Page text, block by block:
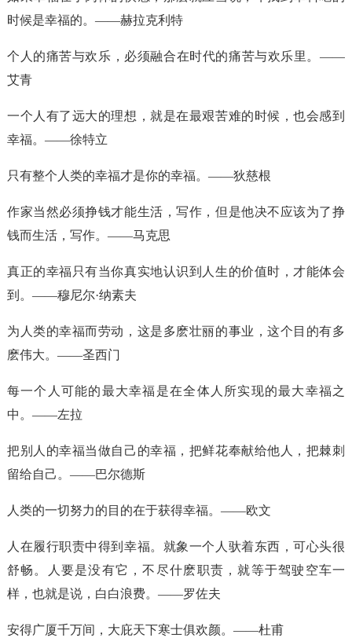
时候是幸福的。——赫拉克利特
个人的痛苦与欢乐，必须融合在时代的痛苦与欢乐里。——
艾青
一个人有了远大的理想，就是在最艰苦难的时候，也会感到
幸福。——徐特立
只有整个人类的幸福才是你的幸福。——狄慈根
作家当然必须挣钱才能生活，写作，但是他决不应该为了挣
钱而生活，写作。——马克思
真正的幸福只有当你真实地认识到人生的价值时，才能体会
到。——穆尼尔·纳素夫
为人类的幸福而劳动，这是多麽壮丽的事业，这个目的有多
麽伟大。——圣西门
每一个人可能的最大幸福是在全体人所实现的最大幸福之
中。——左拉
把别人的幸福当做自己的幸福，把鲜花奉献给他人，把棘刺
留给自己。——巴尔德斯
人类的一切努力的目的在于获得幸福。——欧文
人在履行职责中得到幸福。就象一个人驮着东西，可心头很
舒畅。人要是没有它，不尽什麽职责，就等于驾驶空车一
样，也就是说，白白浪费。——罗佐夫
安得广厦千万间，大庇天下寒士俱欢颜。——杜甫